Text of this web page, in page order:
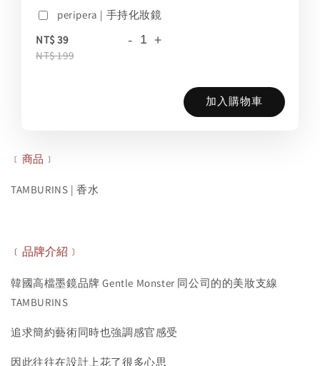
peripera | 手持化妝鏡
NT$ 39
NT$ 199
- +
加入購物車
﹝商品﹞
TAMBURINS | 香水
﹝品牌介紹﹞
韓國高檔墨鏡品牌 Gentle Monster 同公司的的美妝支線
TAMBURINS
追求簡約藝術同時也強調感官感受
因此往往在設計上花了很多心思